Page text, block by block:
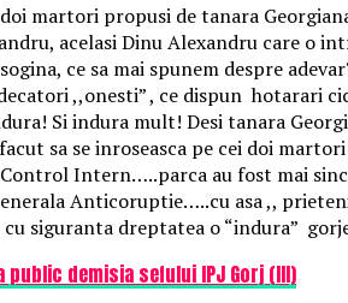
martori propusi de tanara
acelasi Dinu Alexandru care o
ce sa mai spunem despre
,,onesti” , ce dispun
Si indura mult! Desi tanara
sa se inroseasca pe cei doi
Intern…..parca au fost mai
Anticoruptie…..cu asa ,,
cu siguranta dreptatea o “indura”
demisia sefului IPJ Gorj (III)